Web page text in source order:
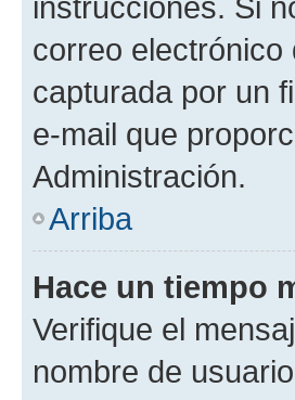
correo
capturada por un
e-mail que
Administración.
Arriba
Hace un tiempo
Verifique el
nombre de